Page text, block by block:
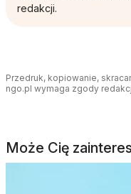
redakcji.
Przedruk, kopiowanie,
ngo.pl wymaga zgody
Może Cię